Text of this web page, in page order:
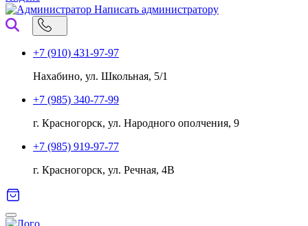
Написать администратору
+7 (910) 431-97-97
Нахабино, ул. Школьная, 5/1
+7 (985) 340-77-99
г. Красногорск, ул. Народного ополчения, 9
+7 (985) 919-97-77
г. Красногорск, ул. Речная, 4В